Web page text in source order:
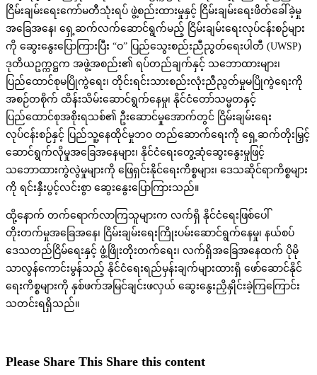
ငြိမ်းချမ်းရေးကော်မတီသုံးရပ် ဖွဲ့စည်းထားမှုနှင့် ငြိမ်းချမ်းရေးဖိတ်ခေါ်ခဲ့မှု
အခြေအနေ၊ ရှေ့ဆက်လက်ဆောင်ရွက်မည့် ငြိမ်းချမ်းရေးလုပ်ငန်းစဉ်များ
ကို ဆွေးနွေးပြောကြားပြီး “ဝ” ပြည်သွေးစည်းညီညွတ်ရေးပါတီ (UWSP)
ဒုတိယဥက္ကဋ္ဌက အဖွဲ့အစည်း၏ ရပ်တည်ချက်နှင့် သဘောထားများ၊
ပြည်ထောင်စုမပြိုကွဲရေး၊ တိုင်းရင်းသားစည်းလုံးညီညွတ်မှုမပြိုကွဲရေးကို
အစဉ်တစိုက် ထိန်းသိမ်းဆောင်ရွက်နေမှု၊ နိုင်ငံတော်သမ္မတနှင့်
ပြည်ထောင်စုအစိုးရသစ်၏ ဦးဆောင်မှုအောက်တွင် ငြိမ်းချမ်းရေး
လုပ်ငန်းစဉ်နှင့် ပြည်သူ့နေထိုင်မှုဘဝ တည်ဆောက်ရေးကို ရှေ့ဆက်တိုးမြှင့်
ဆောင်ရွက်လိုမှုအခြေအနေများ၊ နိုင်ငံရေးတွေ့ဆုံဆွေးနွေးမှုဖြင့်
သဘောထားကွဲလွဲမှုများကို ဖြေရှင်းနိုင်ရေးကိစ္စများ၊ ဒေသဆိုင်ရာကိစ္စများ
ကို ရင်းနှီးပွင့်လင်းစွာ ဆွေးနွေးပြောကြားသည်။
ထို့နောက် တက်ရောက်လာကြသူများက လက်ရှိ နိုင်ငံရေးဖြစ်ပေါ်
တိုးတက်မှုအခြေအနေ၊ ငြိမ်းချမ်းရေးကြိုးပမ်းဆောင်ရွက်နေမှု၊ နယ်စပ်
ဒေသတည်ငြိမ်ရေးနှင့် ဖွံ့ဖြိုးတိုးတက်ရေး၊ လက်ရှိအခြေအနေထက် ပိုမို
သာလွန်ကောင်းမွန်သည့် နိုင်ငံရေးရည်မှန်းချက်များထားရှိ ဖော်ဆောင်နိုင်
ရေးကိစ္စများကို နှစ်ဖက်အမြင်ချင်းဖလှယ် ဆွေးနွေးညှိနှိုင်းခဲ့ကြကြောင်း
သတင်းရရှိသည်။
Please Share This Share this content